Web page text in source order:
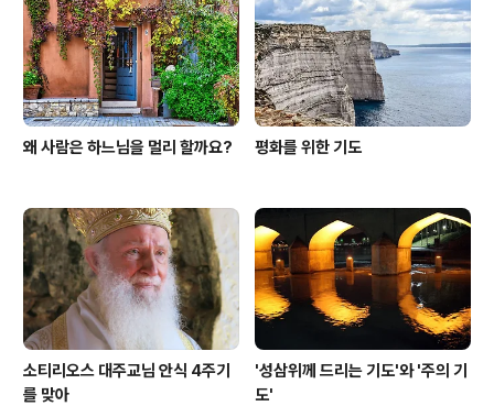
왜 사람은 하느님을 멀리 할까요? 평화를 위한 기도
소티리오스 대주교님 안식 4주기
를 맞아
'성삼위께 드리는 기도'와 '주의 기
도'